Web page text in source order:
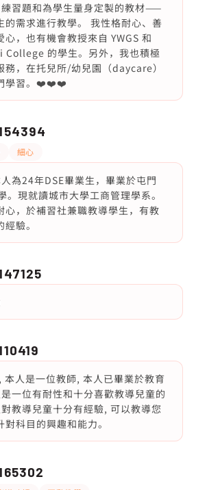
習題和為學生量身定製的教材——
的需求進行教學。 我性格耐心、善
心，也有機會教授來自 YWGS 和
的學生。另外，我也積極
務，在托兒所/幼兒園（daycare）
學習。❤️❤️❤️
細心
為24年DSE畢業生，畢業於屯門
現就讀城市大學工商管理學系。
心，於補習社兼職教導學生，有教
驗。
本人是一位教師, 本人已畢業於教育
一位有耐性和十分喜歡教導兒童的
教導兒童十分有經驗, 可以教導您
對科目的興趣和能力。